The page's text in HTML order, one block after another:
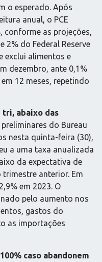
o esperado. Após
anual, o PCE
conforme as projeções,
2% do Federal Reserve
exclui alimentos e
dezembro, ante 0,1%
12 meses, repetindo
tri, abaixo das
do Bureau
nesta quinta-feira (30),
a uma taxa anualizada
da expectativa de
trimestre anterior. Em
em 2023. O
pelo aumento nos
gastos do
as importações
caso abandonem